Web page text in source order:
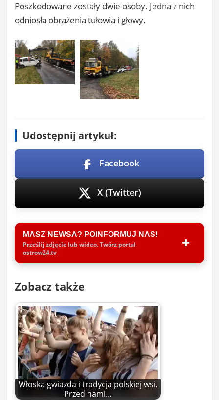
Poszkodowane zostały dwie osoby. Jedna z nich
odniosła obrażenia tułowia i głowy.
Udostępnij artykuł:
Facebook
X (Twitter)
MASZ NEWSA? POINFORMUJ NAS!
Prześlij zdjęcie lub wideo. Twórz portal
ostrow24.tv
Zobacz także
Włoska gwiazda i tradycja polskiej wsi.
Przed nami…